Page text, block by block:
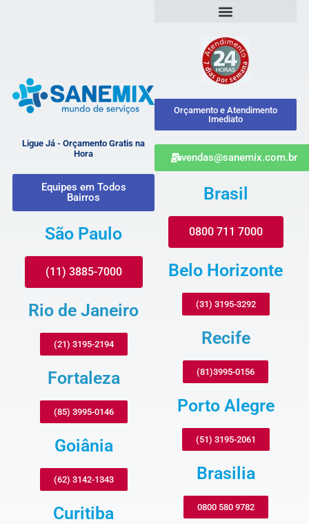
Ligue Já - Orçamento Gratis na
Hora
Equipes em Todos
Bairros
São Paulo
(11) 3885-7000
Rio de Janeiro
(21) 3195-2194
Fortaleza
(85) 3995-0146
Goiânia
(62) 3142-1343
Curitiba
Orçamento e Atendimento
Imediato
vendas@sanemix.com.br
Brasil
0800 711 7000
Belo Horizonte
(31) 3195-3292
Recife
(81)3995-0156
Porto Alegre
(51) 3195-2061
Brasilia
0800 580 9782